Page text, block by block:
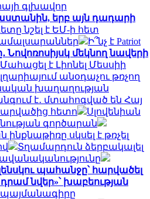
գլխավոր
երբ այն դադարի
նշել է ԵՄ-ի հետ
Ի՞նչ է Patriot
մեկնող նավերի
Մահացել է Լիոնել Մեսսիի
անօդաչու թռչող
խաղաղության
է․ մտահոգված են Հայ
հետո
Սլովենիան
գործարան
սկսել է թռչել
Տղամարդուն ձերբակալել
պահանջը՝ հարվածել
նվեր»՝ խաբեության
պայմանագիրը